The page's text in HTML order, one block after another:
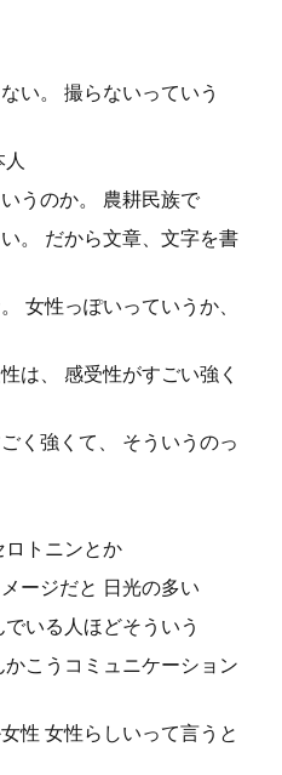
い。 撮らないっていう
うのか。 農耕民族で
。 だから文章、文字を書
女性っぽいっていうか、
は、 感受性がすごい強く
く強くて、 そういうのっ
ロトニンとか
ージだと 日光の多い
いる人ほどそういう
こうコミュニケーション
性 女性らしいって言うと